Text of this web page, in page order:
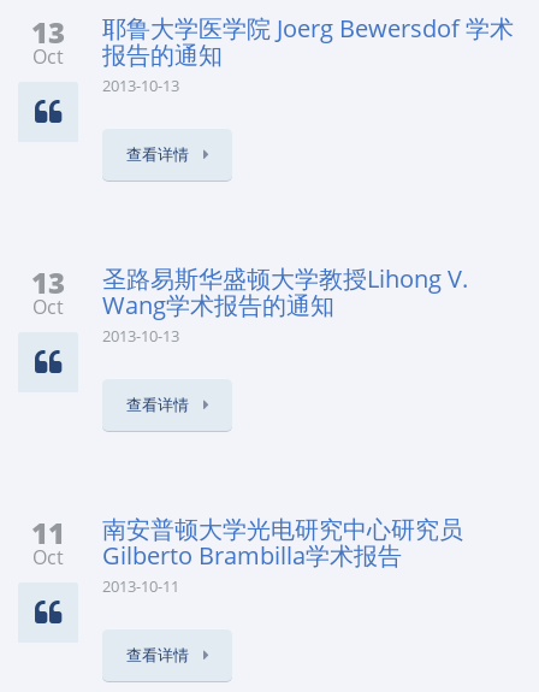
13
Oct
耶鲁大学医学院 Joerg Bewersdof 学术
报告的通知
2013-10-13
查看详情
13
Oct
圣路易斯华盛顿大学教授Lihong V.
Wang学术报告的通知
2013-10-13
查看详情
11
Oct
南安普顿大学光电研究中心研究员
Gilberto Brambilla学术报告
2013-10-11
查看详情